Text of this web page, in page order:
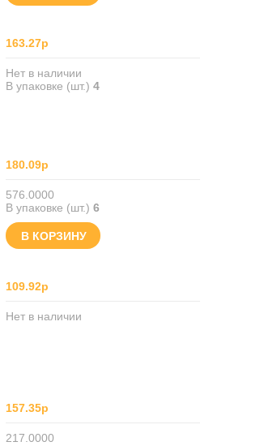
163.27р
Нет в наличии
В упаковке (шт.)4
180.09р
576.0000
В упаковке (шт.)6
В КОРЗИНУ
109.92р
Нет в наличии
157.35р
217.0000